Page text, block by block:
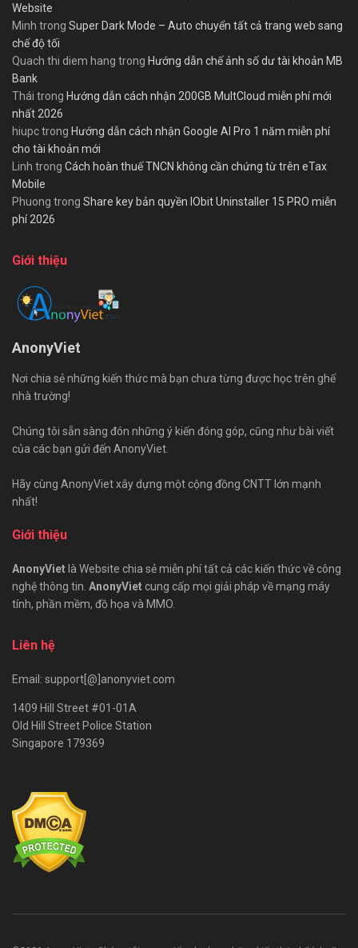
Website
Minh trong Super Dark Mode – Auto chuyển tất cả trang web sang
chế độ tối
Quach thi diem hang trong Hướng dẫn chế ảnh số dư tài khoản MB
Bank
Thái trong Hướng dẫn cách nhận 200GB MultCloud miễn phí mới
nhất 2026
hiupctrong Hướng dẫn cách nhận Google AI Pro 1 năm miễn phí
cho tài khoản mới
Linh trong Cách hoàn thuế TNCN không cần chứng từ trên eTax
Mobile
Phuong trong Share key bản quyền IObit Uninstaller 15 PRO miễn
phí 2026
Giới thiệu
AnonyViet
Nơi chia sẻ những kiến thức mà bạn chưa từng được học trên ghế
nhà trường!
Chúng tôi sẵn sàng đón những ý kiến đóng góp, cũng như bài viết
của các bạn gửi đến AnonyViet.
Hãy cùng AnonyViet xây dựng một cộng đồng CNTT lớn mạnh
nhất!
Giới thiệu
AnonyViet là Website chia sẻ miễn phí tất cả các kiến thức về công
nghệ thông tin. AnonyViet cung cấp mọi giải pháp về mạng máy
tính, phần mềm, đồ họa và MMO.
Liên hệ
Email: support[@]anonyviet.com
1409 Hill Street #01-01A
Old Hill Street Police Station
Singapore 179369